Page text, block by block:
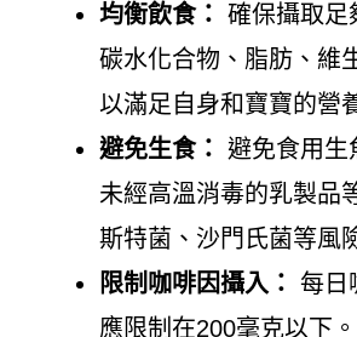
均衡飲食： 確保攝取足
碳水化合物、脂肪、維
以滿足自身和寶寶的營
避免生食：
避免食用生
未經高溫消毒的乳製品
斯特菌、沙門氏菌等風
限制咖啡因攝入： 每日
應限制在200毫克以下。